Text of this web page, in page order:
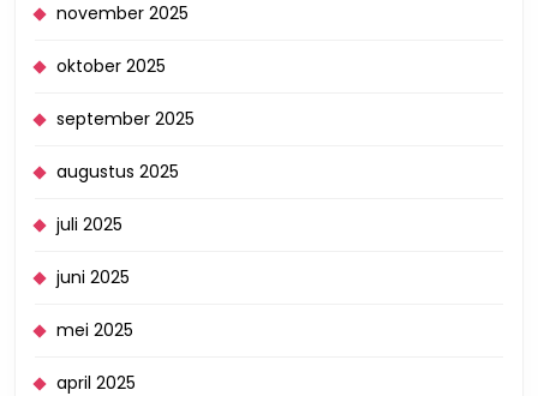
november 2025
oktober 2025
september 2025
augustus 2025
juli 2025
juni 2025
mei 2025
april 2025